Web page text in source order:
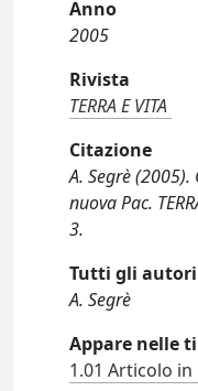
Anno
2005
Rivista
TERRA E VITA
Citazione
A. Segrè
nuova Pac.
3.
Tutti gli autori
A. Segrè
Appare nelle
1.01 Articolo in